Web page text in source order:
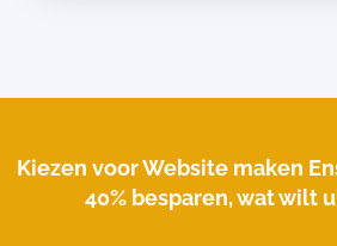
Kiezen voor Website maken
40% besparen, wat wilt